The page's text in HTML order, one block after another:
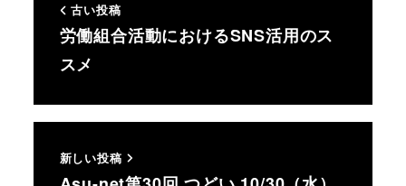
古い投稿
労働組合活動におけるSNS活用のス
スメ
新しい投稿